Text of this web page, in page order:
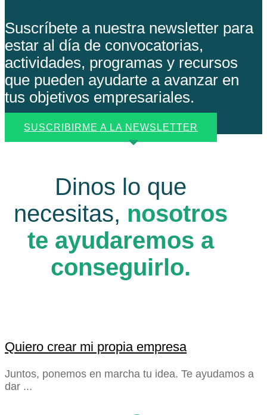
Suscríbete a nuestra newsletter para
estar al día de convocatorias,
actividades, programas y recursos
que pueden ayudarte a avanzar en
tus objetivos empresariales.
SUSCRIBIRME A LA NEWSLETTER
Dinos lo que
necesitas, nosotros
te ayudaremos a
conseguirlo.
Quiero crear mi propia empresa
Juntos, ponemos en marcha tu idea. Te ayudamos a
dar ...